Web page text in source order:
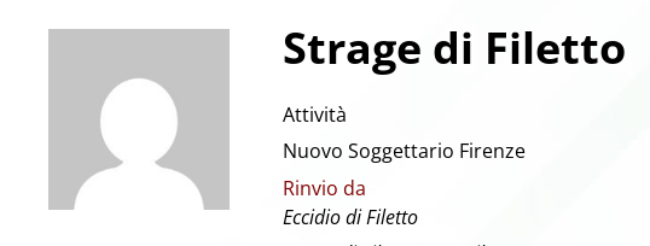
Strage di Filetto
Attività
Nuovo Soggettario Firenze
Rinvio da
Eccidio di Filetto